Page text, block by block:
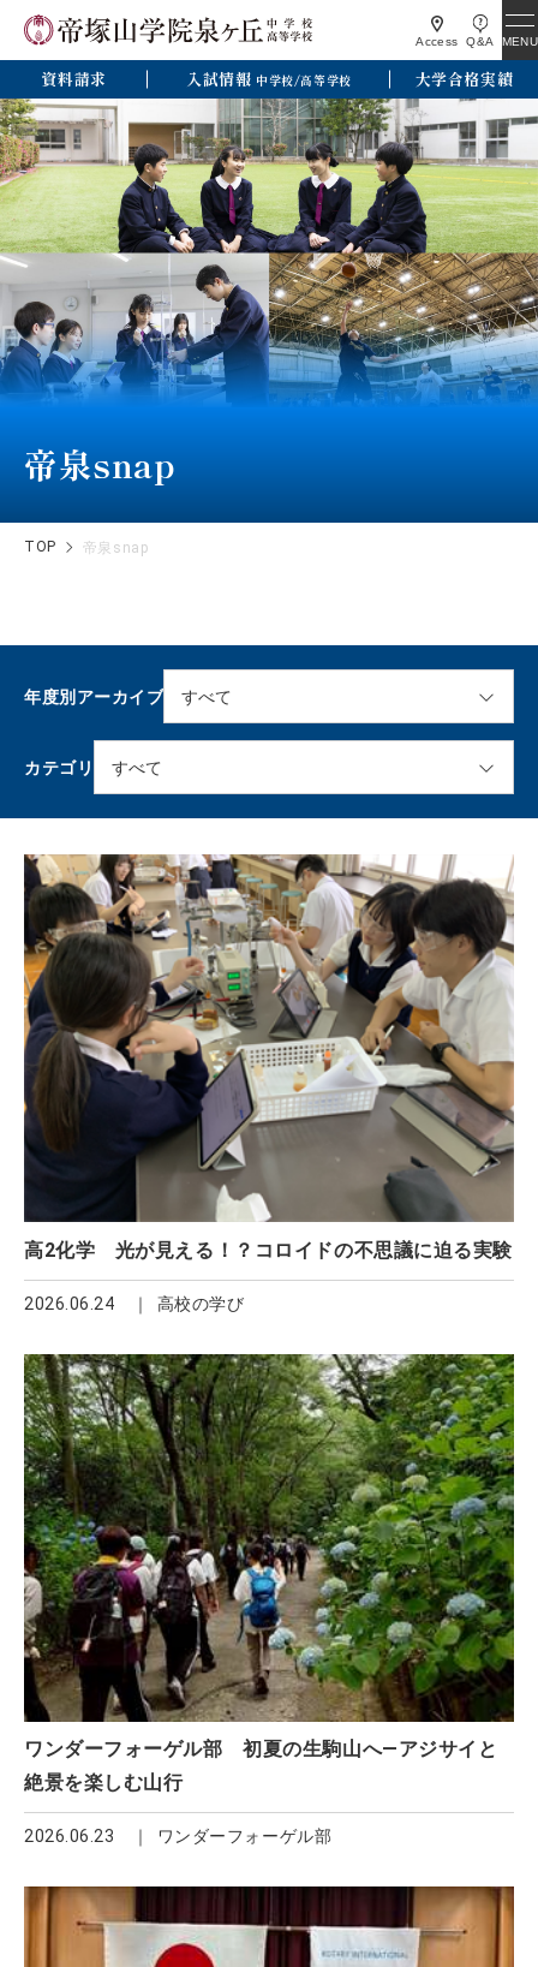
Access Q&A MENU
資料請求 入試情報 中学校/高等学校 大学合格実績
帝泉snap
TOP 帝泉snap
年度別アーカイブ
カテゴリ
高2化学 光が見える！？コロイドの不思議に迫る実験
2026.06.24 高校の学び
ワンダーフォーゲル部 初夏の生駒山へ―アジサイと
絶景を楽しむ山行
2026.06.23 ワンダーフォーゲル部